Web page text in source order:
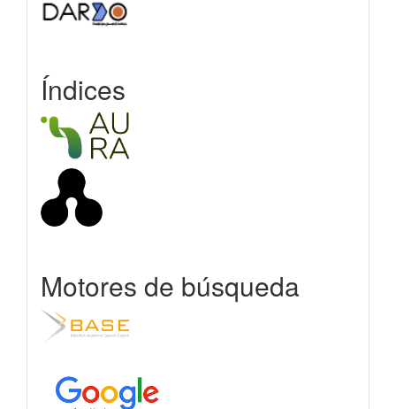
Índices
Motores de búsqueda